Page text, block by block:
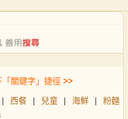
關鍵字」捷徑 >>
| 西餐 | 兒童 | 海鮮 |
粉麵